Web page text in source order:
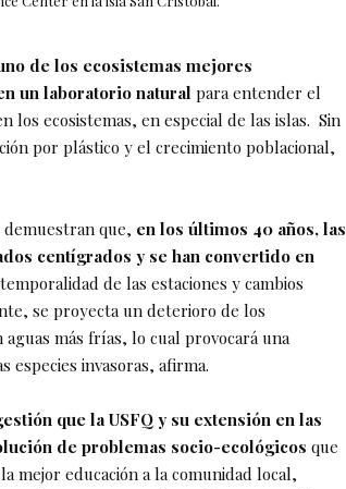
de los ecosistemas mejores
un laboratorio natural para entender el
los ecosistemas, en especial de las islas. Sin
por plástico y el crecimiento poblacional,
que, en los últimos 40 años, las
centígrados y se han convertido en
de las estaciones y cambios
se proyecta un deterioro de los
más frías, lo cual provocará una
especies invasoras, afirma.
que la USFQ y su extensión en las
de problemas socio-ecológicos que
mejor educación a la comunidad local,